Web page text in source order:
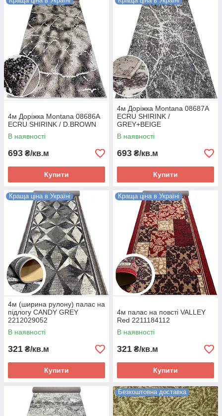
4м Доріжка Montana 08686A
ECRU SHIRINK / D.BROWN
В наявності
693 ₴/кв.м
Купити
4м Доріжка Montana 08687A
ECRU SHIRINK /
GREY+BEIGE
В наявності
693 ₴/кв.м
Купити
Краща ціна в Україні
4м (ширина рулону) палас на
підлогу CANDY GREY
2212029052
В наявності
321 ₴/кв.м
Купити
Краща ціна в Україні
4м палас на повсті VALLEY
Red 2211184112
В наявності
321 ₴/кв.м
Купити
Безкоштовна доставка